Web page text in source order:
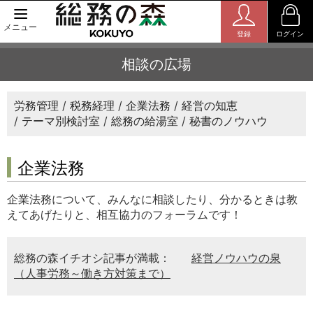
メニュー
登録 ログイン
相談の広場
労務管理 税務経理 企業法務
経営の知恵
テーマ別検討室
総務の給湯室 秘書のノウハウ
企業法務
企業法務について、みんなに相談したり、分かるときは教
えてあげたりと、相互協力のフォーラムです！
総務の森イチオシ記事が満載：
経営ノウハウの泉
（人事労務～働き方対策まで）